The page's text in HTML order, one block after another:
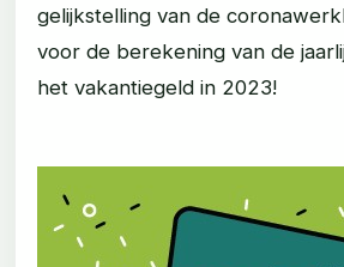
gelijkstelling van de
voor de berekening van de
het vakantiegeld in 2023!